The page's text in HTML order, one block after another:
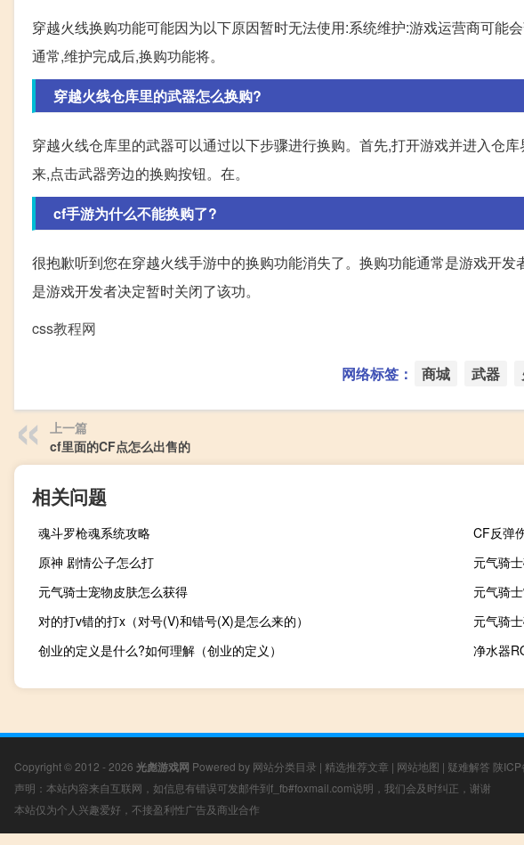
穿越火线换购功能可能因为以下原因暂时无法使用:系统维护:游戏运营商可能
通常,维护完成后,换购功能将。
穿越火线仓库里的武器怎么换购?
穿越火线仓库里的武器可以通过以下步骤进行换购。首先,打开游戏并进入仓
来,点击武器旁边的换购按钮。在。
cf手游为什么不能换购了?
很抱歉听到您在穿越火线手游中的换购功能消失了。换购功能通常是游戏开
是游戏开发者决定暂时关闭了该功。
css教程网
网络标签： 商城 武器
上一篇
cf里面的CF点怎么出售的
相关问题
魂斗罗枪魂系统攻略
CF反弹
原神 剧情公子怎么打
元气骑
元气骑士宠物皮肤怎么获得
元气骑
对的打v错的打x（对号(V)和错号(X)是怎么来的）
元气骑
创业的定义是什么?如何理解（创业的定义）
净水器
Copyright © 2012 - 2026 光彪游戏网 Powered by 网站分类目录 | 精选推荐文章 | 网站地图 | 疑难解答 陕
声明：本站内容来自互联网，如信息有错误可发邮件到f_fb#foxmail.com说明，我们会及时纠正，谢谢
本站仅为个人兴趣爱好，不接盈利性广告及商业合作